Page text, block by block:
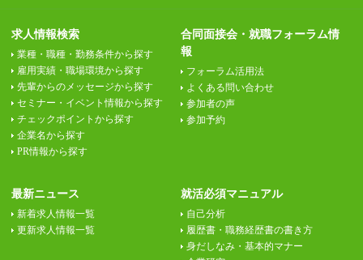
求人情報検索
業種・職種・勤務条件から探す
雇用実績・職場環境から探す
先輩からのメッセージから探す
セミナー・イベント情報から探す
チェックポイントから探す
企業名から探す
PR情報から探す
合同面接会・就職フォーラム情
報
フォーラム活用法
よくある問い合わせ
参加者の声
参加予約
最新ニュース
新着求人情報一覧
更新求人情報一覧
就活必須マニュアル
自己分析
履歴書・職務経歴書の書き方
身だしなみ・基本的マナー